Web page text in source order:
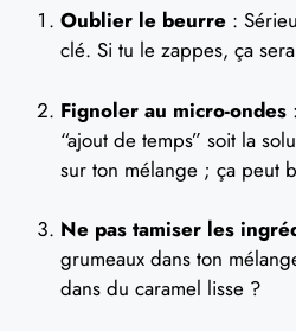
Oublier le beurre :
clé. Si tu le zappes, ça
Fignoler au micro-ondes
“ajout de temps” soit la
sur ton mélange ; ça peut
Ne pas tamiser les
grumeaux dans ton
dans du caramel lisse ?